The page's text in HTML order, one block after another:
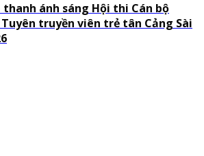
ánh sáng Hội thi Cán bộ
truyền viên trẻ tân Cảng Sài